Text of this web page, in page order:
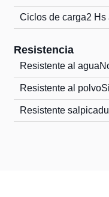
Ciclos de carga2 Hs
Resistencia
Resistente al agua
Resistente al polvoSi
Resistente